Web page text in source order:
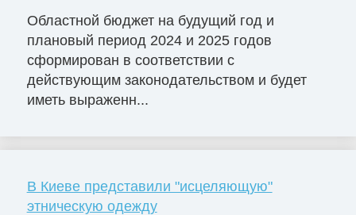
Областной бюджет на будущий год и
плановый период 2024 и 2025 годов
сформирован в соответствии с
действующим законодательством и будет
иметь выраженн...
В Киеве представили "исцеляющую"
этническую одежду